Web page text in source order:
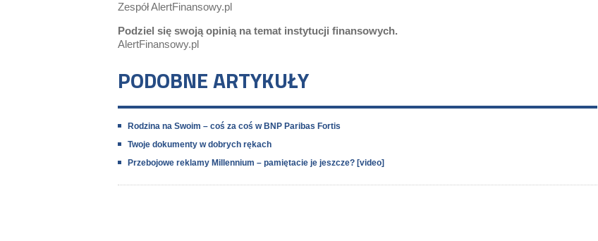
Zespół AlertFinansowy.pl
Podziel się swoją opinią na temat instytucji finansowych.
AlertFinansowy.pl
PODOBNE ARTYKUŁY
Rodzina na Swoim – coś za coś w BNP Paribas Fortis
Twoje dokumenty w dobrych rękach
Przebojowe reklamy Millennium – pamiętacie je jeszcze? [video]